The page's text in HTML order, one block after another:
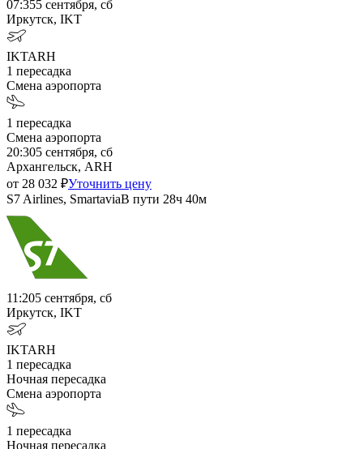
07:355 сентября, сб
Иркутск, IKT
IKTARH
1 пересадка
Смена аэропорта
1 пересадка
Смена аэропорта
20:305 сентября, сб
Архангельск, ARH
от 28 032 ₽Уточнить цену
S7 Airlines, SmartaviaВ пути 28ч 40м
11:205 сентября, сб
Иркутск, IKT
IKTARH
1 пересадка
Ночная пересадка
Смена аэропорта
1 пересадка
Ночная пересадка